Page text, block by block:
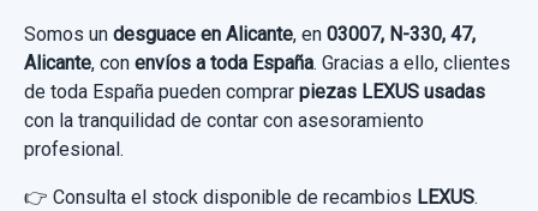
ELEVALUNAS DELANTERO DERECHO
8571075060 0620202521 7 PINS
ELEVALUNAS DELANTERO DERECHO...
usado.
Somos un desguace en Alicante, en 03007, N-330, 47,
Alicante, con envíos a toda España. Gracias a ello, clientes
de toda España pueden comprar piezas LEXUS usadas
con la tranquilidad de contar con asesoramiento
profesional.
👉 Consulta el stock disponible de recambios LEXUS.